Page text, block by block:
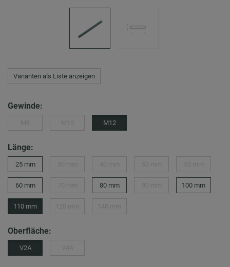
Varianten als Liste anzeigen
Gewinde:
M12
Länge:
25 mm
60 mm 80 mm 100 mm
110 mm
Oberfläche:
V2A